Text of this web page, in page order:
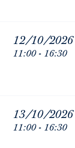
12/10/2026
11:00 - 16:30
13/10/2026
11:00 - 16:30